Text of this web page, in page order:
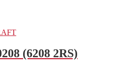
(6208 2RS)